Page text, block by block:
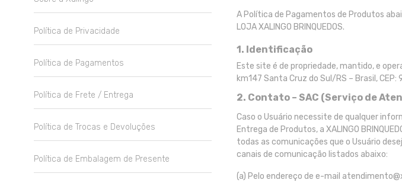
Política de Privacidade
Política de Pagamentos
Política de Frete / Entrega
Política de Trocas e Devoluções
Política de Embalagem de Presente
A Política de Pagamentos de Produtos
LOJA XALINGO BRINQUEDOS.
1. Identificação
Este site é de propriedade, mantido, e
km147 Santa Cruz do Sul/RS – Brasil,
2. Contato – SAC (Serviço de
Caso o Usuário necessite de qualquer
Entrega de Produtos, a XALINGO
todas as comunicações que o Usuário
canais de comunicação listados abaixo:
(a) Pelo endereço de e-mail